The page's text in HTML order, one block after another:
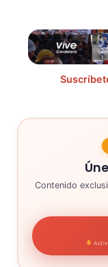
Contenido